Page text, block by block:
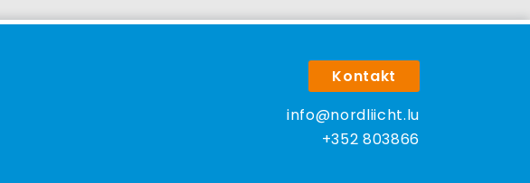
Kontakt
info@nordliicht.lu
+352 803866